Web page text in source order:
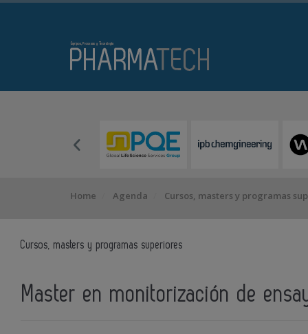
Home Agenda Cursos, masters y programas
Cursos, masters y programas superiores
Master en monitorización de